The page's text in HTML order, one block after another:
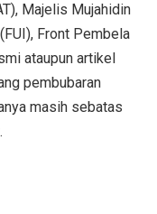
Majelis Mujahidin
Front Pembela
ataupun artikel
pembubaran
masih sebatas